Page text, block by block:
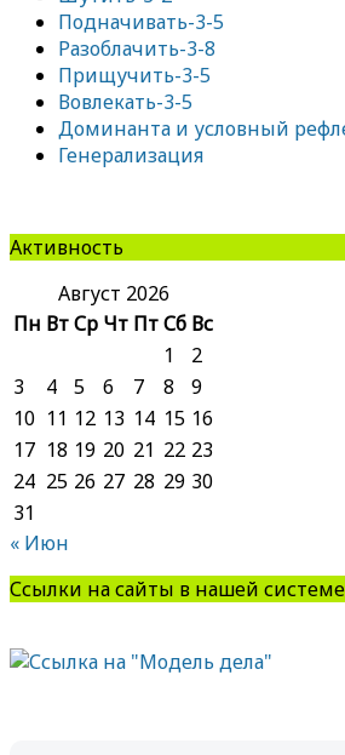
Подначивать-3-5
Разоблачить-3-8
Прищучить-3-5
Вовлекать-3-5
Доминанта и условный
Генерализация
Активность
Август 2026
Пн ВтСр Чт ПтСб Вс
1
2
3
4 5 6 7 8
9
10 11 12 13 14 15 16
17 18 19 20 21 22 23
24 25 26 27 28 29 30
31
« Июн
Ссылки на сайты в нашей